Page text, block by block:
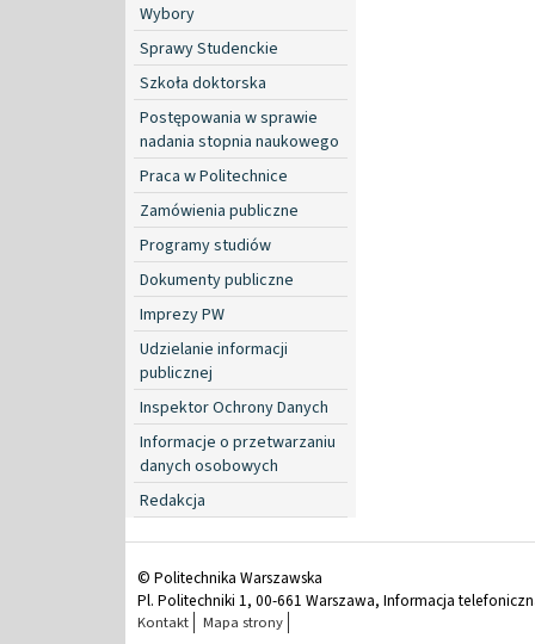
Wybory
Sprawy Studenckie
Szkoła doktorska
Postępowania w sprawie
nadania stopnia naukowego
Praca w Politechnice
Zamówienia publiczne
Programy studiów
Dokumenty publiczne
Imprezy PW
Udzielanie informacji
publicznej
Inspektor Ochrony Danych
Informacje o przetwarzaniu
danych osobowych
Redakcja
© Politechnika Warszawska
Pl. Politechniki 1, 00-661 Warszawa, Informacja
Kontakt Mapa strony